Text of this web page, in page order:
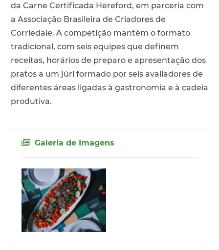
da Carne Certificada Hereford, em parceria com
a Associação Brasileira de Criadores de
Corriedale. A competição mantém o formato
tradicional, com seis equipes que definem
receitas, horários de preparo e apresentação dos
pratos a um júri formado por seis avaliadores de
diferentes áreas ligadas à gastronomia e à cadeia
produtiva.
Galeria de Imagens